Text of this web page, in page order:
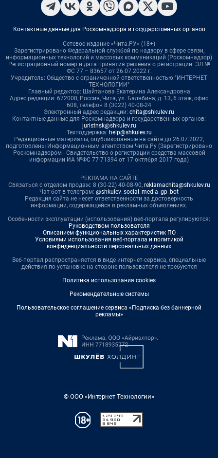
Контактные данные для Роскомнадзора и государственных органов
Сетевое издание «Чита.РУ» (18+)
Зарегистрировано Федеральной службой по надзору в сфере связи,
информационных технологий и массовых коммуникаций (Роскомнадзор)
Регистрационный номер и дата принятия решения о регистрации: ЭЛ №
ФС 77 – 83657 от 26.07.2022 г.
Учредитель: Общество с ограниченной ответственностью "ИНТЕРНЕТ
ТЕХНОЛОГИИ"
Главный редактор: Шайтанова Екатерина Александровна
Адрес редакции: 672000, Россия, Чита, ул. Балябина, д. 13, 6 этаж, офис
608, телефон 8 (3022) 40-08-24
Электронный адрес редакции: chita@shkulev.ru
Контактные данные для Роскомнадзора и государственных органов:
juristnsk@shkulev.ru
Техподдержка: help@shkulev.ru
Редакционные материалы, опубликованные на сайте до 26.07.2022,
подготовлены Информационным агентством Чита.Ру (Зарегистрировано
Роскомнадзором - Свидетельство о регистрации средства массовой
информации ИА №ФС 77-71394 от 17 октября 2017 года)
РЕКЛАМА НА САЙТЕ
Связаться с отделом продаж: 8 (30-22) 40-08-90, reklamachita@shkulev.ru
Чат-бот в телеграм: @shkulev_social_media_gp_bot
Редакция сайта не несет ответственности за достоверность
информации, содержащейся в рекламных объявлениях.
Особенности эксплуатации (использования) веб-портала регулируются:
Руководством пользователя
Описанием функциональных характеристик ПО
Условиями использования веб-портала и политикой
конфиденциальности персональных данных
Веб-портал распространяется в виде интернет-сервиса, специальные
действия по установке на стороне пользователя не требуются
Политика использования cookies
Рекомендательные системы
Пользовательское соглашение сервиса «Подписка без баннерной
рекламы»
© ООО «Интернет Технологии»